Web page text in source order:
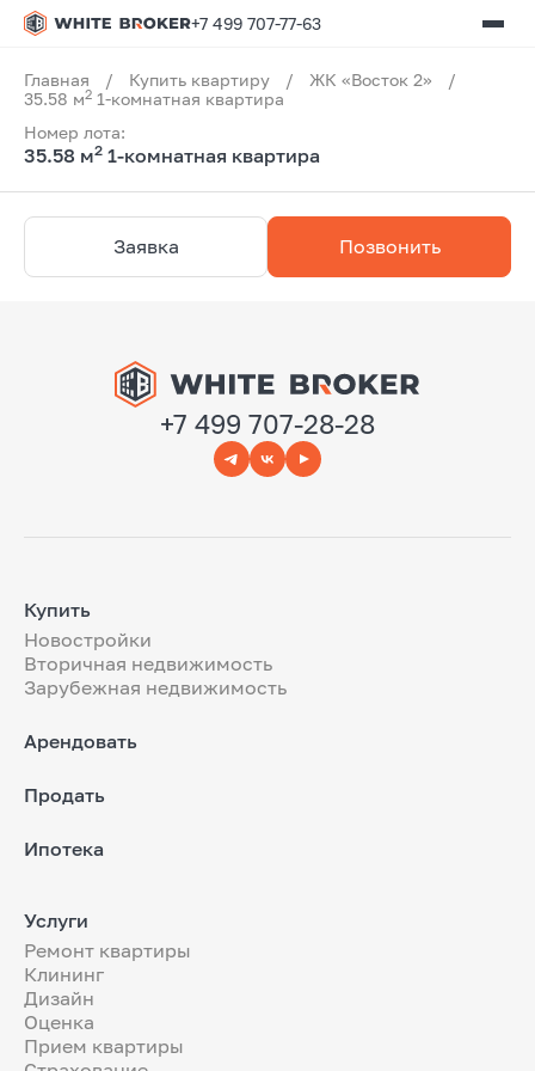
+7 499 707-77-63
Главная / Купить квартиру / ЖК «Восток 2»
/
35.58 м2 1-комнатная квартира
Номер лота:
35.58 м2 1-комнатная квартира
Заявка Позвонить
+7 499 707-28-28
Купить
Новостройки
Вторичная недвижимость
Зарубежная недвижимость
Арендовать
Продать
Ипотека
Услуги
Ремонт квартиры
Клининг
Дизайн
Оценка
Прием квартиры